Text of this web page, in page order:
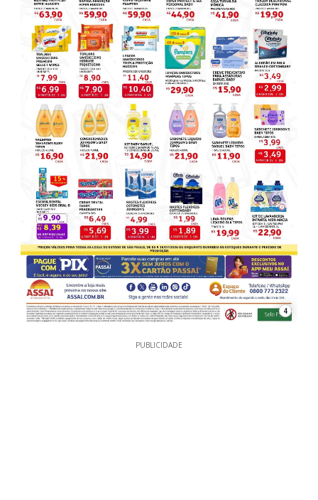
4
PUBLICIDADE